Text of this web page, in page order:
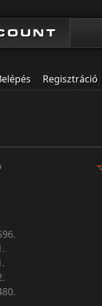
Regisztráció